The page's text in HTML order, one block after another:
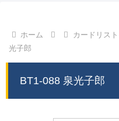
ホーム カードリスト
光子郎
BT1-088 泉光子郎